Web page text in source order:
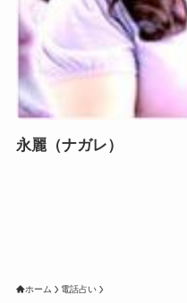
永麗（ナガレ）
ホーム 電話占い